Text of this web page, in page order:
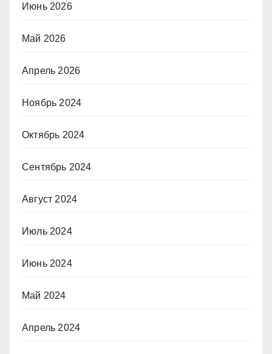
Июнь 2026
Май 2026
Апрель 2026
Ноябрь 2024
Октябрь 2024
Сентябрь 2024
Август 2024
Июль 2024
Июнь 2024
Май 2024
Апрель 2024